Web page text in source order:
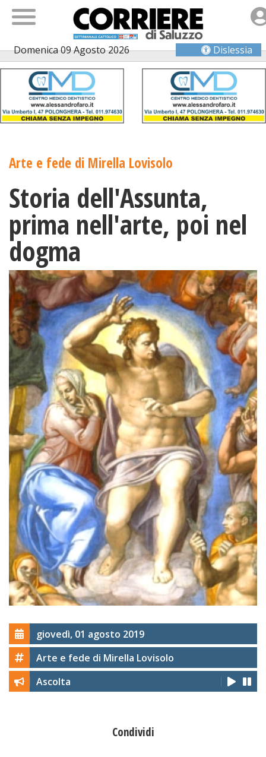
Domenica 09 Agosto 2026 Dislessia
Arte e fede di Mirella Lovisolo
Storia dell'Assunta,
prima nell'arte, poi nel
dogma
giovedì, 01 agosto 2019
Arte e fede di Mirella Lovisolo
Ascolta
Condividi